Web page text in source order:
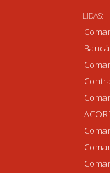
+LIDAS: